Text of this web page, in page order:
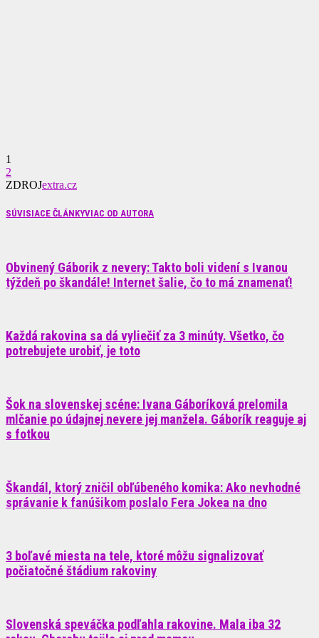
1
2
ZDROJextra.cz
SÚVISIACE ČLÁNKYVIAC OD AUTORA
Obvinený Gáborik z nevery: Takto boli videní s Ivanou
týždeň po škandále! Internet šalie, čo to má znamenať!
Každá rakovina sa dá vyliečiť za 3 minúty. Všetko, čo
potrebujete urobiť, je toto
Šok na slovenskej scéne: Ivana Gáboríková prelomila
mlčanie po údajnej nevere jej manžela. Gáborík reaguje aj
s fotkou
Škandál, ktorý zničil obľúbeného komika: Ako nevhodné
správanie k fanúšikom poslalo Fera Jokea na dno
3 boľavé miesta na tele, ktoré môžu signalizovať
počiatočné štádium rakoviny
Slovenská speváčka podľahla rakovine. Mala iba 32